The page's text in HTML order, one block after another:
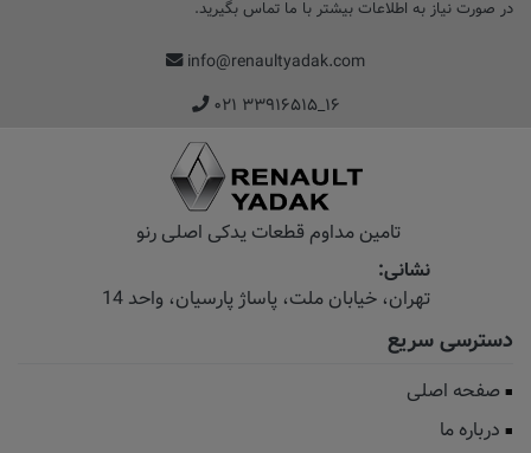
در صورت نیاز به اطلاعات بیشتر با ما تماس بگیرید.
info@renaultyadak.com
۰۲۱ ۳۳۹۱۶۵۱۵_۱۶
تامین مداوم قطعات یدکی اصلی رنو
نشانی:
تهران، خیابان‌ ملت، پاساژ‌ پارسیان، واحد 14
دسترسی سریع
صفحه اصلی
درباره ما